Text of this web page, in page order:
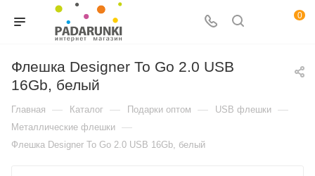
0
Флешка Designer To Go 2.0 USB
16Gb, белый
Главная — Каталог — Подарки оптом — USB флешки —
Металлические флешки —
Флешка Designer To Go 2.0 USB 16Gb, белый